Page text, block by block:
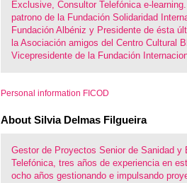
Exclusive, Consultor Telefónica e-
patrono de la Fundación Solidaridad
Fundación Albéniz y Presidente de ésta
la Asociación amigos del Centro Cultural
Vicepresidente de la Fundación
Personal information FICOD
About Silvia Delmas Filgueira
Gestor de Proyectos Senior de Sanidad y
Telefónica, tres años de experiencia en
ocho años gestionando e impulsando